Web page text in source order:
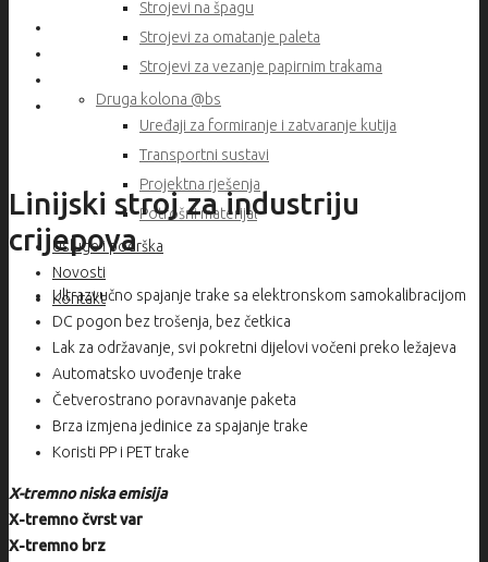
Strojevi na špagu
Strojevi za omatanje paleta
Strojevi za vezanje papirnim trakama
Druga kolona @bs
Uređaji za formiranje i zatvaranje kutija
Transportni sustavi
Projektna rješenja
Potrošni materijal
Usluge i podrška
Novosti
Kontakt
Linijski stroj za industriju
crijepova
Ultrazvučno spajanje trake sa elektronskom samokalibracijom
DC pogon bez trošenja, bez četkica
Lak za održavanje, svi pokretni dijelovi vočeni preko ležajeva
Automatsko uvođenje trake
Četverostrano poravnavanje paketa
Brza izmjena jedinice za spajanje trake
Koristi PP i PET trake
X-tremno niska emisija
X-tremno čvrst var
X-tremno brz